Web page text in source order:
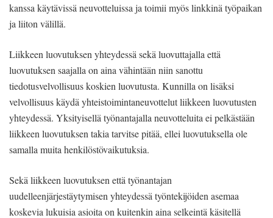
kanssa käytävissä neuvotteluissa ja toimii myös linkkinä työpaikan
ja liiton välillä.
Liikkeen luovutuksen yhteydessä sekä luovuttajalla että
luovutuksen saajalla on aina vähintään niin sanottu
tiedotusvelvollisuus koskien luovutusta. Kunnilla on lisäksi
velvollisuus käydä yhteistoimintaneuvottelut liikkeen luovutusten
yhteydessä. Yksityisellä työnantajalla neuvotteluita ei pelkästään
liikkeen luovutuksen takia tarvitse pitää, ellei luovutuksella ole
samalla muita henkilöstövaikutuksia.
Sekä liikkeen luovutuksen että työnantajan
uudelleenjärjestäytymisen yhteydessä työntekijöiden asemaa
koskevia lukuisia asioita on kuitenkin aina selkeintä käsitellä